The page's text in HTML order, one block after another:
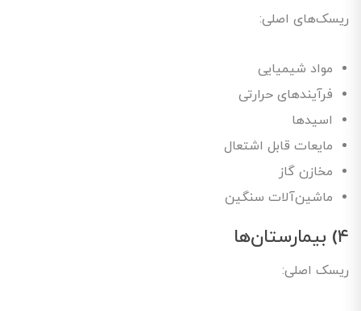
ریسک‌های اصلی:
مواد شیمیایی
فرآیندهای حرارتی
اسیدها
مایعات قابل اشتعال
مخازن گاز
ماشین‌آلات سنگین
۴) بیمارستان‌ها
ریسک اصلی: